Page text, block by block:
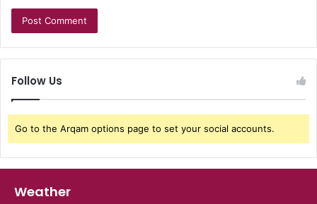
Follow Us
Go to the Arqam options page to set your social accounts.
Weather